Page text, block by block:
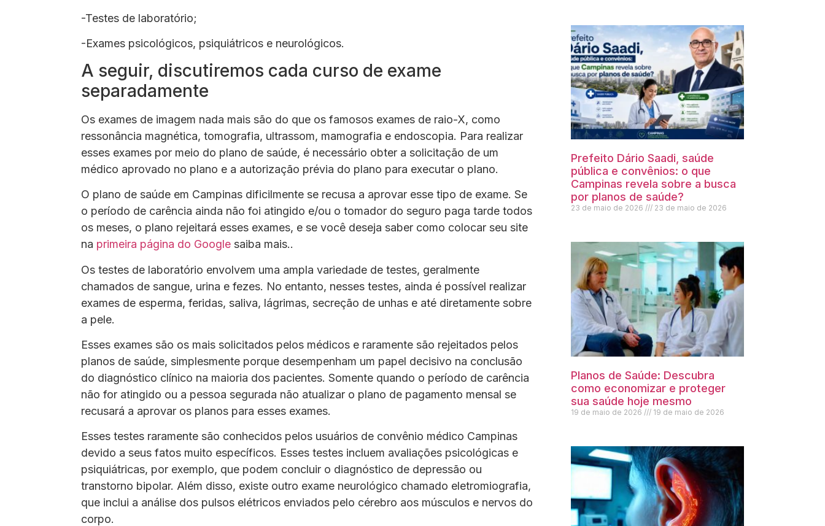
-Testes de laboratório;
-Exames psicológicos, psiquiátricos e neurológicos.
A seguir, discutiremos cada curso de exame
separadamente
Os exames de imagem nada mais são do que os famosos exames de raio-X, como
ressonância magnética, tomografia, ultrassom, mamografia e endoscopia. Para realizar
esses exames por meio do plano de saúde, é necessário obter a solicitação de um
médico aprovado no plano e a autorização prévia do plano para executar o plano.
O plano de saúde em Campinas dificilmente se recusa a aprovar esse tipo de exame. Se
o período de carência ainda não foi atingido e/ou o tomador do seguro paga tarde todos
os meses, o plano rejeitará esses exames, e se você deseja saber como colocar seu site
na primeira página do Google saiba mais..
Os testes de laboratório envolvem uma ampla variedade de testes, geralmente
chamados de sangue, urina e fezes. No entanto, nesses testes, ainda é possível realizar
exames de esperma, feridas, saliva, lágrimas, secreção de unhas e até diretamente sobre
a pele.
Esses exames são os mais solicitados pelos médicos e raramente são rejeitados pelos
planos de saúde, simplesmente porque desempenham um papel decisivo na conclusão
do diagnóstico clínico na maioria dos pacientes. Somente quando o período de carência
não for atingido ou a pessoa segurada não atualizar o plano de pagamento mensal se
recusará a aprovar os planos para esses exames.
Esses testes raramente são conhecidos pelos usuários de convênio médico Campinas
devido a seus fatos muito específicos. Esses testes incluem avaliações psicológicas e
psiquiátricas, por exemplo, que podem concluir o diagnóstico de depressão ou
transtorno bipolar. Além disso, existe outro exame neurológico chamado eletromiografia,
que inclui a análise dos pulsos elétricos enviados pelo cérebro aos músculos e nervos do
corpo.
Prefeito Dário Saadi, saúde
pública e convênios: o que
Campinas revela sobre a busca
por planos de saúde?
23 de maio de 2026 23 de maio de 2026
Planos de Saúde: Descubra
como economizar e proteger
sua saúde hoje mesmo
19 de maio de 2026 19 de maio de 2026